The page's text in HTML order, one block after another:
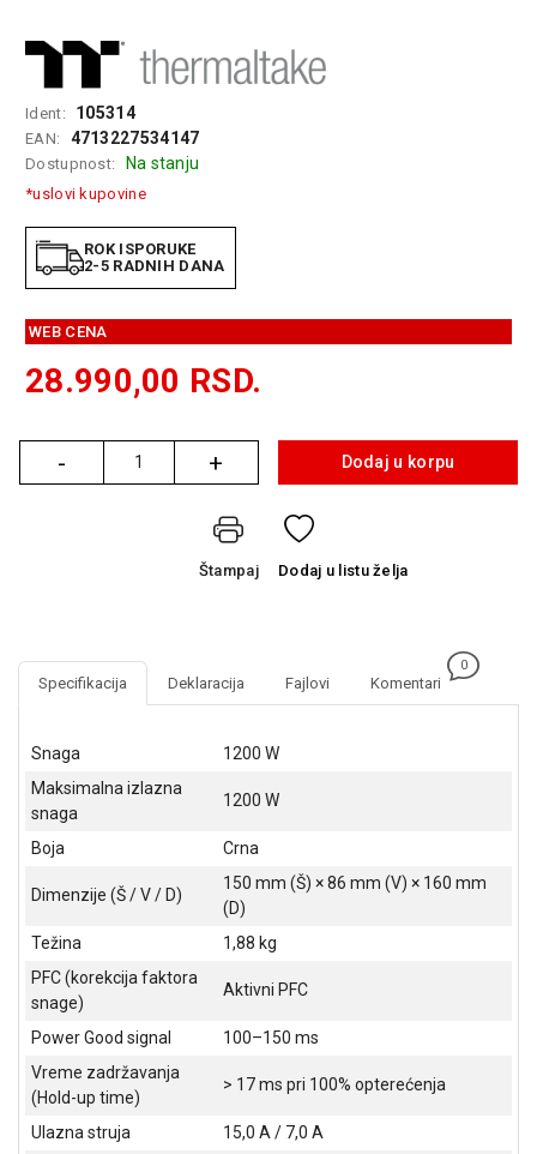
PERIFERIJE
EELEKTRO
ZAŠTITA
SISTEMI
MREŽNA
SKENERI I
I KAMERE
OPREMA
ADAPTERI
KANCELARIJSKI
ZA
ŠKOLSKI
PRIBOR
BICIKLE
FITNES
Ident: 105314
EAN: 4713227534147
Dostupnost: Na stanju
*uslovi kupovine
ROK ISPORUKE
2-5 RADNIH DANA
WEB CENA
28.990,00 RSD.
-
Količina + Dodaj u korpu
Štampaj Dodaj u listu želja
Specifikacija Deklaracija Fajlovi Komentari
0
Snaga
1200 W
Maksimalna izlazna
snaga
1200 W
Boja Crna
Dimenzije (Š / V / D)
150 mm (Š) × 86 mm (V) × 160 mm
(D)
Težina
1,88 kg
PFC (korekcija faktora
snage)
Aktivni PFC
Power Good signal
100–150 ms
Vreme zadržavanja
(Hold-up time)
> 17 ms pri 100% opterećenja
Ulazna struja 15,0 A / 7,0 A